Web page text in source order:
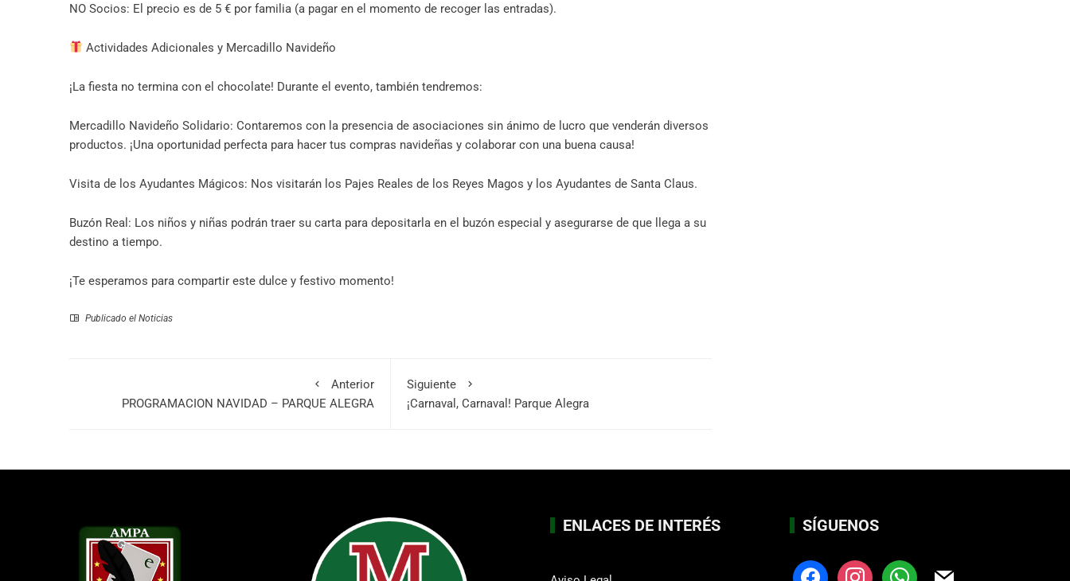
NO Socios: El precio es de 5 € por familia (a pagar en el momento de recoger las entradas).
Actividades Adicionales y Mercadillo Navideño
¡La fiesta no termina con el chocolate! Durante el evento, también tendremos:
Mercadillo Navideño Solidario: Contaremos con la presencia de asociaciones sin ánimo de lucro que venderán diversos
productos. ¡Una oportunidad perfecta para hacer tus compras navideñas y colaborar con una buena causa!
Visita de los Ayudantes Mágicos: Nos visitarán los Pajes Reales de los Reyes Magos y los Ayudantes de Santa Claus.
Buzón Real: Los niños y niñas podrán traer su carta para depositarla en el buzón especial y asegurarse de que llega a su
destino a tiempo.
¡Te esperamos para compartir este dulce y festivo momento!
Publicado el Noticias
Anterior
PROGRAMACION NAVIDAD – PARQUE ALEGRA
Siguiente
¡Carnaval, Carnaval! Parque Alegra
ENLACES DE INTERÉS SÍGUENOS